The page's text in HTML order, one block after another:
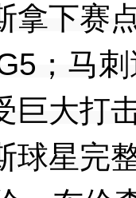
拿下赛
；马
巨大打
球星完